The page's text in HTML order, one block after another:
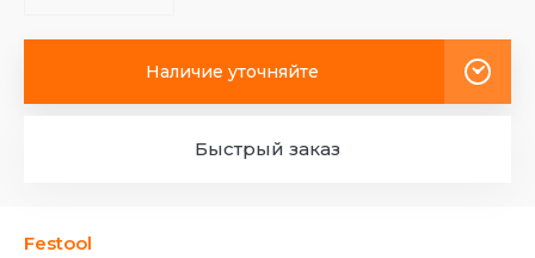
Festool
Наличие уточняйте
Быстрый заказ